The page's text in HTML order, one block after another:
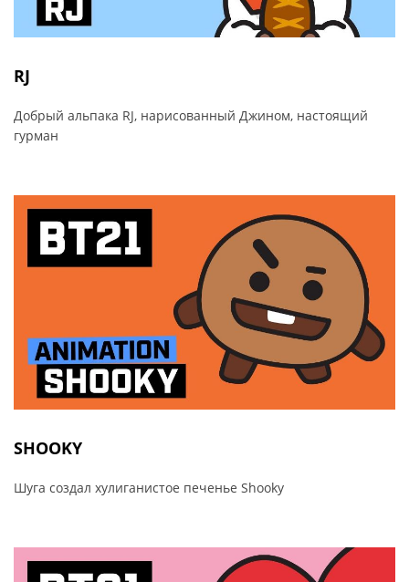
RJ
Добрый альпака RJ, нарисованный Джином, настоящий
гурман
SHOOKY
Шуга создал хулиганистое печенье Shooky